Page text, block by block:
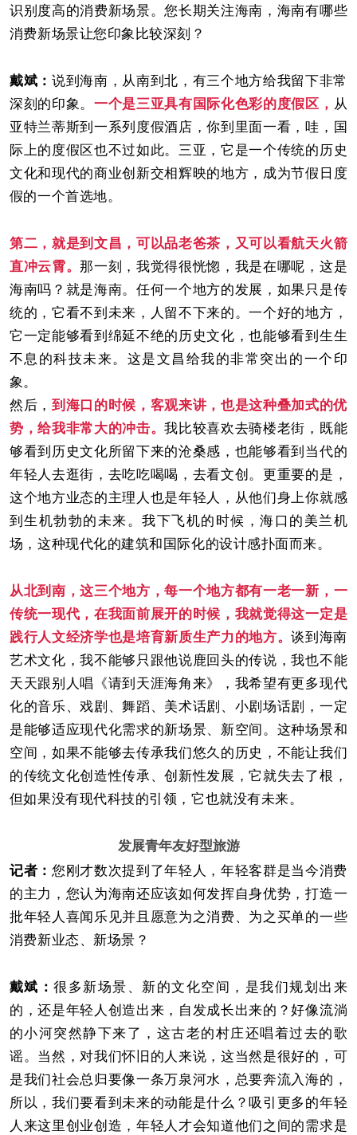
识别度高的消费新场景。您长期关注海南，海南有哪些
消费新场景让您印象比较深刻？
戴斌： 说到海南，从南到北，有三个地方给我留下非常
深刻的印象。一个是三亚具有国际化色彩的度假区， 从
亚特兰蒂斯到一系列度假酒店，你到里面一看，哇，国
际上的度假区也不过如此。三亚，它是一个传统的历史
文化和现代的商业创新交相辉映的地方，成为节假日度
假的一个首选地。
第二，就是到文昌，可以品老爸茶，又可以看航天火箭
直冲云霄。那一刻，我觉得很恍惚，我是在哪呢，这是
海南吗？就是海南。任何一个地方的发展，如果只是传
统的，它看不到未来，人留不下来的。一个好的地方，
它一定能够看到绵延不绝的历史文化，也能够看到生生
不息的科技未来。这是文昌给我的非常突出的一个印
象。
然后， 到海口的时候，客观来讲，也是这种叠加式的优
势，给我非常大的冲击。我比较喜欢去骑楼老街，既能
够看到历史文化所留下来的沧桑感，也能够看到当代的
年轻人去逛街，去吃吃喝喝，去看文创。更重要的是，
这个地方业态的主理人也是年轻人，从他们身上你就感
到生机勃勃的未来。我下飞机的时候，海口的美兰机
场，这种现代化的建筑和国际化的设计感扑面而来。
从北到南，这三个地方，每一个地方都有一老一新，一
传统一现代，在我面前展开的时候，我就觉得这一定是
践行人文经济学也是培育新质生产力的地方。谈到海南
艺术文化，我不能够只跟他说鹿回头的传说，我也不能
天天跟别人唱《请到天涯海角来》，我希望有更多现代
化的音乐、戏剧、舞蹈、美术话剧、小剧场话剧，一定
是能够适应现代化需求的新场景、新空间。这种场景和
空间，如果不能够去传承我们悠久的历史，不能让我们
的传统文化创造性传承、创新性发展，它就失去了根，
但如果没有现代科技的引领，它也就没有未来。
发展青年友好型旅游
记者： 您刚才数次提到了年轻人，年轻客群是当今消费
的主力，您认为海南还应该如何发挥自身优势，打造一
批年轻人喜闻乐见并且愿意为之消费、为之买单的一些
消费新业态、新场景？
戴斌：很多新场景、新的文化空间，是我们规划出来
的，还是年轻人创造出来，自发成长出来的？好像流淌
的小河突然静下来了，这古老的村庄还唱着过去的歌
谣。当然，对我们怀旧的人来说，这当然是很好的，可
是我们社会总归要像一条万泉河水，总要奔流入海的，
所以，我们要看到未来的动能是什么？吸引更多的年轻
人来这里创业创造，年轻人才会知道他们之间的需求是